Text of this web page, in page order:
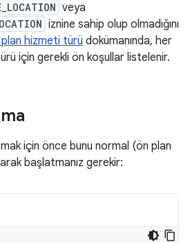
veya
iznine sahip olup olmadığını
hizmeti türü dokümanında, her
için gerekli ön koşullar listelenir.
için önce bunu normal (ön plan
başlatmanız gerekir: